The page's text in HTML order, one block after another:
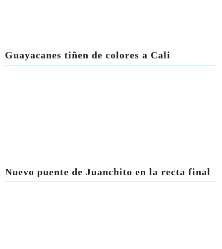
Guayacanes tiñen de colores a Cali
Nuevo puente de Juanchito en la recta final